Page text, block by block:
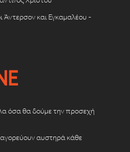
Άντερσον και Εγκαμαλέου -
όσα θα δούμε την προσεχή
αυστηρά κάθε